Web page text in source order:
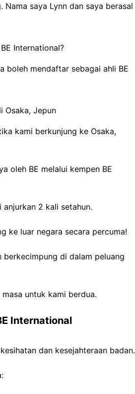
saya Lynn dan saya berasal
boleh mendaftar sebagai ahli BE
kami berkunjung ke Osaka,
oleh BE melalui kempen BE
2 kali setahun.
ke luar negara secara percuma!
berkecimpung di dalam peluang
untuk kami berdua.
International
dan kesejahteraan badan.